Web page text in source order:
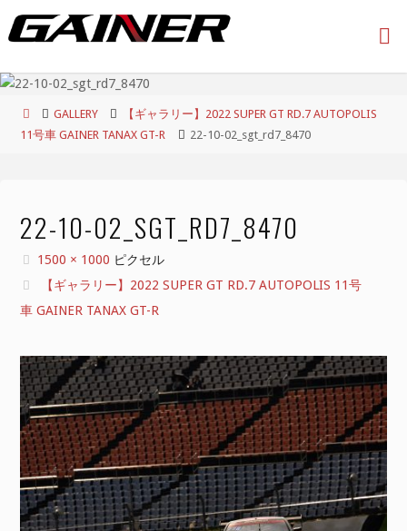
ン
ン
ホ
ー
GALLERY
【ギャラリー】2022 SUPER GT RD.7 AUTOPOLIS
11号車 GAINER TANAX GT-R
22-10-02_sgt_rd7_8470
22-10-02_SGT_RD7_8470
フ
ル
サ
ズ
1500 × 1000 ピクセル
【ギャラリー】2022 SUPER GT RD.7 AUTOPOLIS 11号
車 GAINER TANAX GT-R